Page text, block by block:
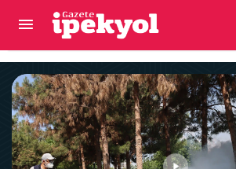
Uçakta rahatsızlandı, ilk
Memişoğlu yaptı